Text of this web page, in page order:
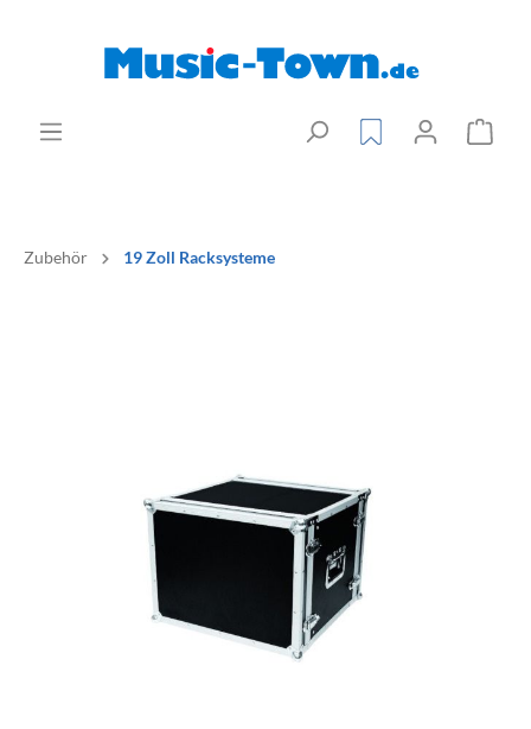
Zubehör 19 Zoll Racksysteme